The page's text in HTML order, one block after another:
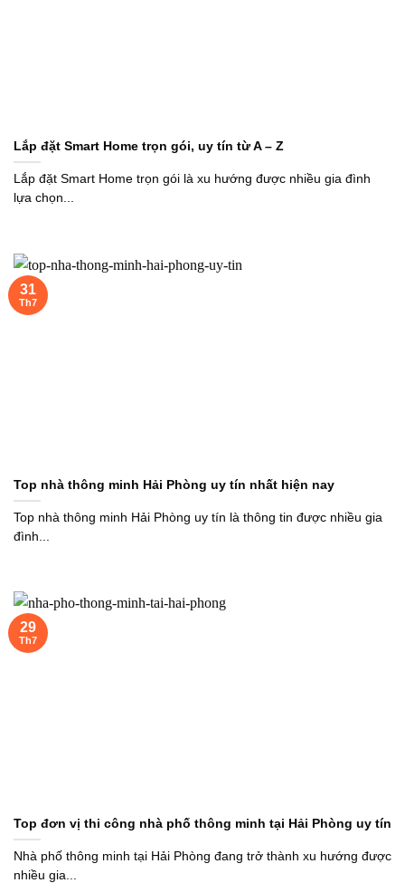
Lắp đặt Smart Home trọn gói, uy tín từ A – Z
Lắp đặt Smart Home trọn gói là xu hướng được nhiều gia đình
lựa chọn...
Top nhà thông minh Hải Phòng uy tín nhất hiện nay
Top nhà thông minh Hải Phòng uy tín là thông tin được nhiều gia
đình...
31
Th7
Top đơn vị thi công nhà phố thông minh tại Hải Phòng uy tín
Nhà phố thông minh tại Hải Phòng đang trở thành xu hướng được
nhiều gia...
29
Th7